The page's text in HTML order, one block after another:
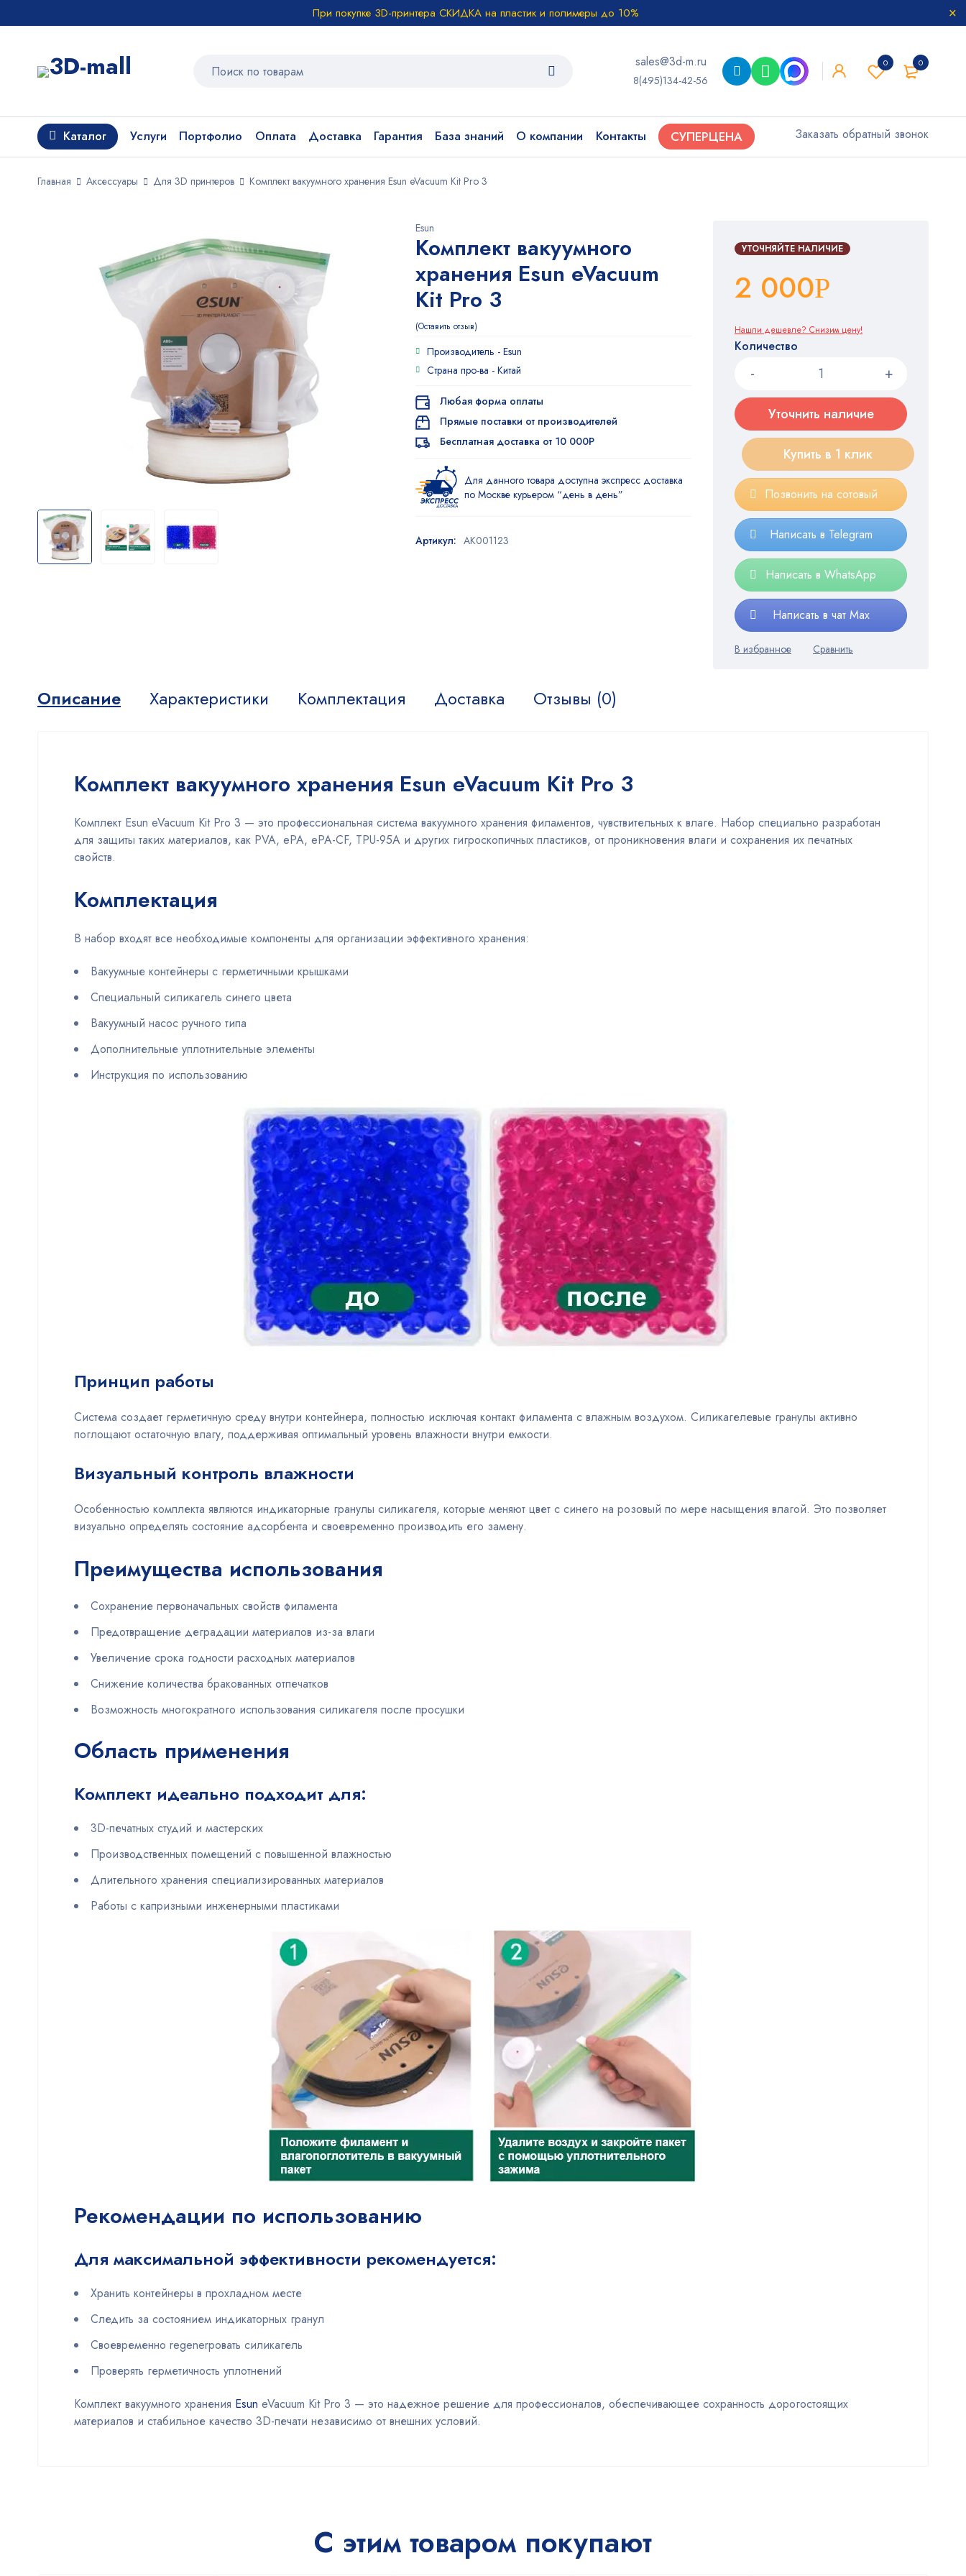
При покупке 3D-принтера СКИДКА на пластик и полимеры до 10%
0
0
sales@3d-m.ru
8(495)134-42-56
Каталог Услуги Портфолио Оплата Доставка Гарантия База знаний О компании Контакты СУПЕРЦЕНА Заказать обратный звонок
Главная Аксессуары Для 3D принтеров Комплект вакуумного хранения Esun eVacuum Kit Pro 3
Esun
Комплект вакуумного
хранения Esun eVacuum
Kit Pro 3
Оставить отзыв
Производитель - Esun
Страна про-ва - Китай
УТОЧНЯЙТЕ НАЛИЧИЕ
2 000Р
Нашли дешевле? Снизим цену!
Количество
Уточнить наличие
Купить в 1 клик
Позвонить на сотовый
Написать в Telegram
Написать в WhatsApp
Написать в чат Max
Любая форма оплаты
Прямые поставки от производителей
Бесплатная доставка от 10 000Р
Для данного товара доступна экспресс доставка
по Москве курьером “день в день”
Артикул: AK001123
Описание Характеристики Комплектация Доставка Отзывы (0)
Комплект вакуумного хранения Esun eVacuum Kit Pro 3
Комплект Esun eVacuum Kit Pro 3 — это профессиональная система вакуумного хранения филаментов, чувствительных к влаге. Набор специально разработан
для защиты таких материалов, как PVA, ePA, ePA-CF, TPU-95A и других гигроскопичных пластиков, от проникновения влаги и сохранения их печатных
свойств.
Комплектация
В набор входят все необходимые компоненты для организации эффективного хранения:
Вакуумные контейнеры с герметичными крышками
Специальный силикагель синего цвета
Вакуумный насос ручного типа
Дополнительные уплотнительные элементы
Инструкция по использованию
Принцип работы
Система создает герметичную среду внутри контейнера, полностью исключая контакт филамента с влажным воздухом. Силикагелевые гранулы активно
поглощают остаточную влагу, поддерживая оптимальный уровень влажности внутри емкости.
Визуальный контроль влажности
Особенностью комплекта являются индикаторные гранулы силикагеля, которые меняют цвет с синего на розовый по мере насыщения влагой. Это позволяет
визуально определять состояние адсорбента и своевременно производить его замену.
Преимущества использования
Сохранение первоначальных свойств филамента
Предотвращение деградации материалов из-за влаги
Увеличение срока годности расходных материалов
Снижение количества бракованных отпечатков
Возможность многократного использования силикагеля после просушки
Область применения
Комплект идеально подходит для:
3D-печатных студий и мастерских
Производственных помещений с повышенной влажностью
Длительного хранения специализированных материалов
Работы с капризными инженерными пластиками
Рекомендации по использованию
Для максимальной эффективности рекомендуется:
Хранить контейнеры в прохладном месте
Следить за состоянием индикаторных гранул
Своевременно regenerровать силикагель
Проверять герметичность уплотнений
Комплект вакуумного хранения Esun eVacuum Kit Pro 3 — это надежное решение для профессионалов, обеспечивающее сохранность дорогостоящих
материалов и стабильное качество 3D-печати независимо от внешних условий.
С этим товаром покупают